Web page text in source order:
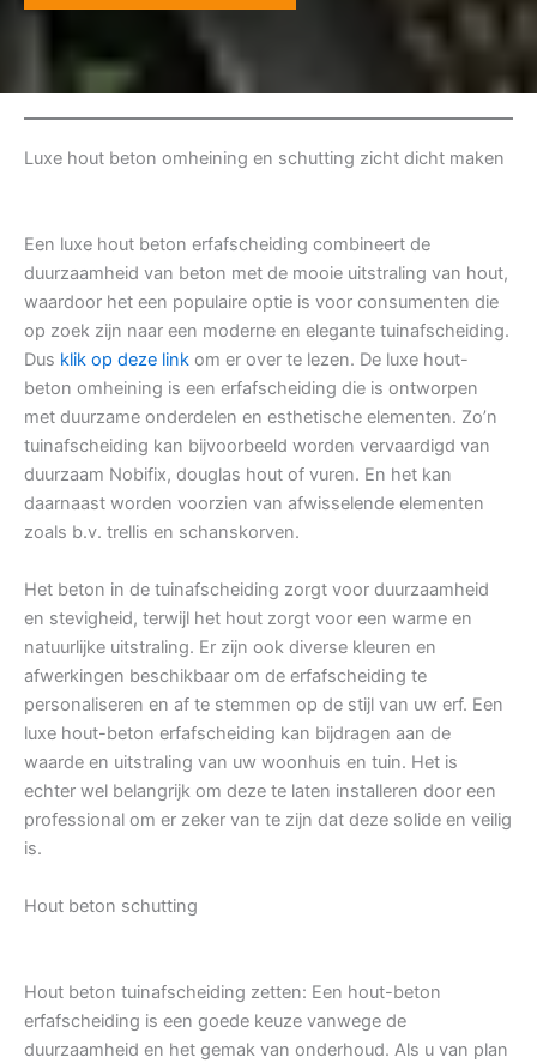
Luxe hout beton omheining en schutting zicht dicht maken
Een luxe hout beton erfafscheiding combineert de
duurzaamheid van beton met de mooie uitstraling van hout,
waardoor het een populaire optie is voor consumenten die
op zoek zijn naar een moderne en elegante tuinafscheiding.
Dus klik op deze link om er over te lezen. De luxe hout-
beton omheining is een erfafscheiding die is ontworpen
met duurzame onderdelen en esthetische elementen. Zo’n
tuinafscheiding kan bijvoorbeeld worden vervaardigd van
duurzaam Nobifix, douglas hout of vuren. En het kan
daarnaast worden voorzien van afwisselende elementen
zoals b.v. trellis en schanskorven.
Het beton in de tuinafscheiding zorgt voor duurzaamheid
en stevigheid, terwijl het hout zorgt voor een warme en
natuurlijke uitstraling. Er zijn ook diverse kleuren en
afwerkingen beschikbaar om de erfafscheiding te
personaliseren en af te stemmen op de stijl van uw erf. Een
luxe hout-beton erfafscheiding kan bijdragen aan de
waarde en uitstraling van uw woonhuis en tuin. Het is
echter wel belangrijk om deze te laten installeren door een
professional om er zeker van te zijn dat deze solide en veilig
is.
Hout beton schutting
Hout beton tuinafscheiding zetten: Een hout-beton
erfafscheiding is een goede keuze vanwege de
duurzaamheid en het gemak van onderhoud. Als u van plan